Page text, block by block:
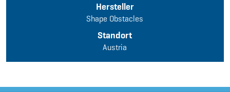
Hersteller
Shape Obstacles
Standort
Austria